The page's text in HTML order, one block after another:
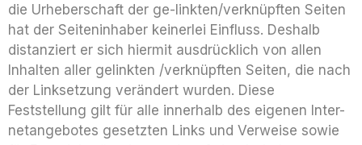
die Urheberschaft der ge-linkten/verknüpften Seiten
hat der Seiteninhaber keinerlei Einfluss. Deshalb
distanziert er sich hiermit ausdrücklich von allen
Inhalten aller gelinkten /verknüpften Seiten, die nach
der Linksetzung verändert wurden. Diese
Feststellung gilt für alle innerhalb des eigenen Inter-
netangebotes gesetzten Links und Verweise sowie